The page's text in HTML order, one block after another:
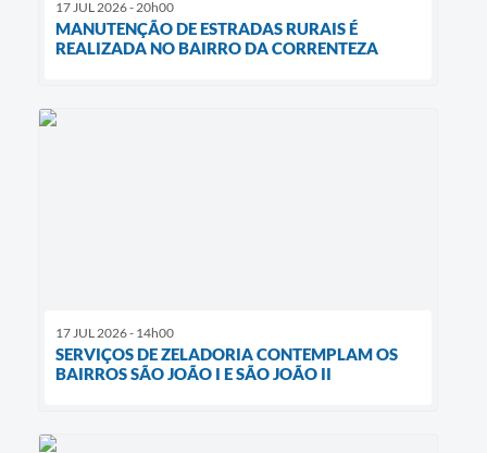
17 JUL 2026 - 20h00
MANUTENÇÃO DE ESTRADAS RURAIS É
REALIZADA NO BAIRRO DA CORRENTEZA
17 JUL 2026 - 14h00
SERVIÇOS DE ZELADORIA CONTEMPLAM OS
BAIRROS SÃO JOÃO I E SÃO JOÃO II